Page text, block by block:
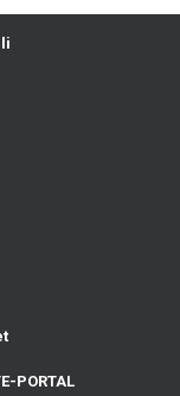
PORTAL